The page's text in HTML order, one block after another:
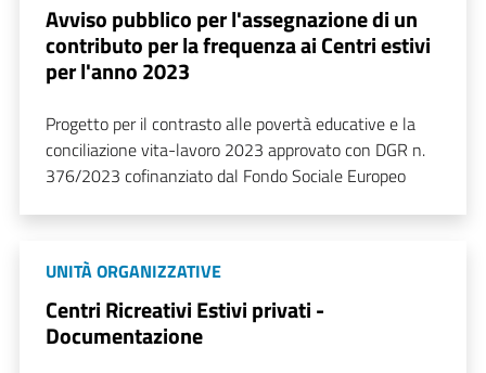
Avviso pubblico per l'assegnazione di un
contributo per la frequenza ai Centri estivi
per l'anno 2023
Progetto per il contrasto alle povertà educative e la
conciliazione vita-lavoro 2023 approvato con DGR n.
376/2023 cofinanziato dal Fondo Sociale Europeo
UNITÀ ORGANIZZATIVE
Centri Ricreativi Estivi privati -
Documentazione